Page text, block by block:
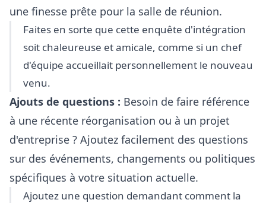
une finesse prête pour la salle de réunion.
Faites en sorte que cette enquête d'intégration
soit chaleureuse et amicale, comme si un chef
d'équipe accueillait personnellement le nouveau
venu.
Ajouts de questions : Besoin de faire référence
à une récente réorganisation ou à un projet
d'entreprise ? Ajoutez facilement des questions
sur des événements, changements ou politiques
spécifiques à votre situation actuelle.
Ajoutez une question demandant comment la